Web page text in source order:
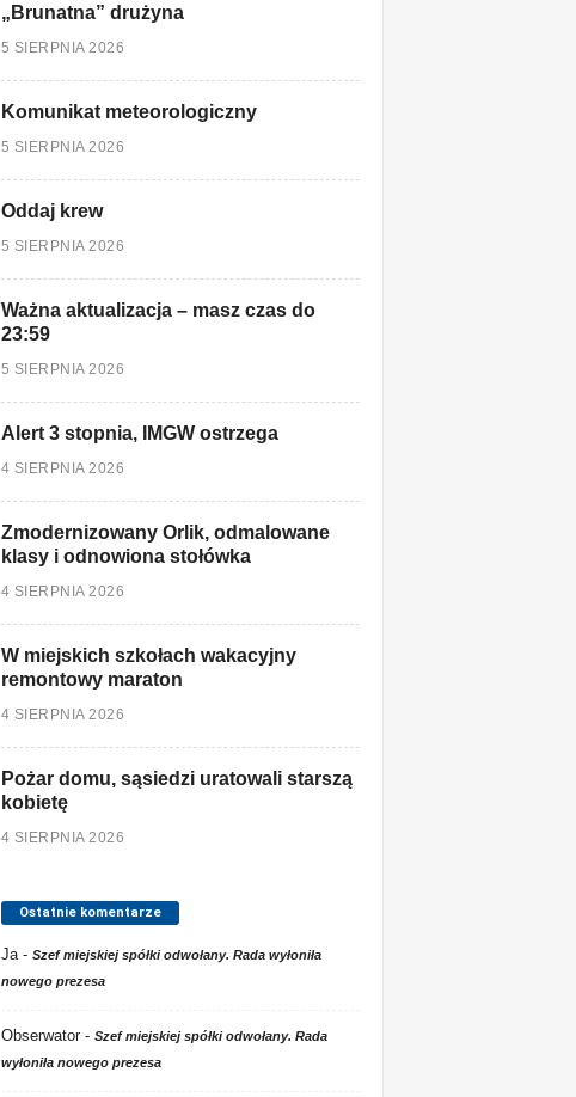
„Brunatna” drużyna
5 SIERPNIA 2026
Komunikat meteorologiczny
5 SIERPNIA 2026
Oddaj krew
5 SIERPNIA 2026
Ważna aktualizacja – masz czas do
23:59
5 SIERPNIA 2026
Alert 3 stopnia, IMGW ostrzega
4 SIERPNIA 2026
Zmodernizowany Orlik, odmalowane
klasy i odnowiona stołówka
4 SIERPNIA 2026
W miejskich szkołach wakacyjny
remontowy maraton
4 SIERPNIA 2026
Pożar domu, sąsiedzi uratowali starszą
kobietę
4 SIERPNIA 2026
Ostatnie komentarze
Ja- Szef miejskiej spółki odwołany. Rada wyłoniła
nowego prezesa
Obserwator- Szef miejskiej spółki odwołany. Rada
wyłoniła nowego prezesa